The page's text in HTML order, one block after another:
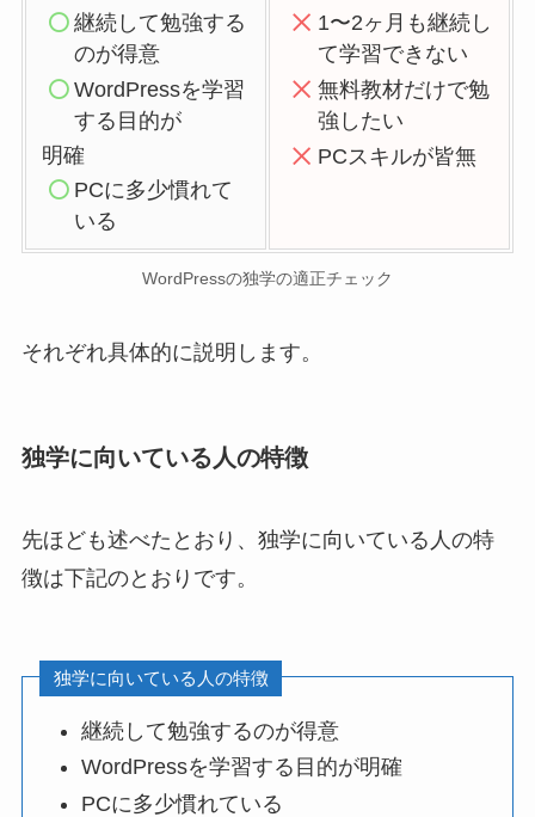
継続して勉強する
のが得意
WordPressを学習
する目的が
明確
PCに多少慣れて
いる
1〜2ヶ月も継続し
て学習できない
無料教材だけで勉
強したい
PCスキルが皆無
WordPressの独学の適正チェック
それぞれ具体的に説明します。
独学に向いている人の特徴
先ほども述べたとおり、独学に向いている人の特
徴は下記のとおりです。
独学に向いている人の特徴
継続して勉強するのが得意
WordPressを学習する目的が明確
PCに多少慣れている